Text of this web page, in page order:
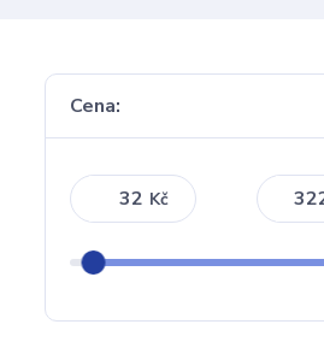
Cena:
Kč